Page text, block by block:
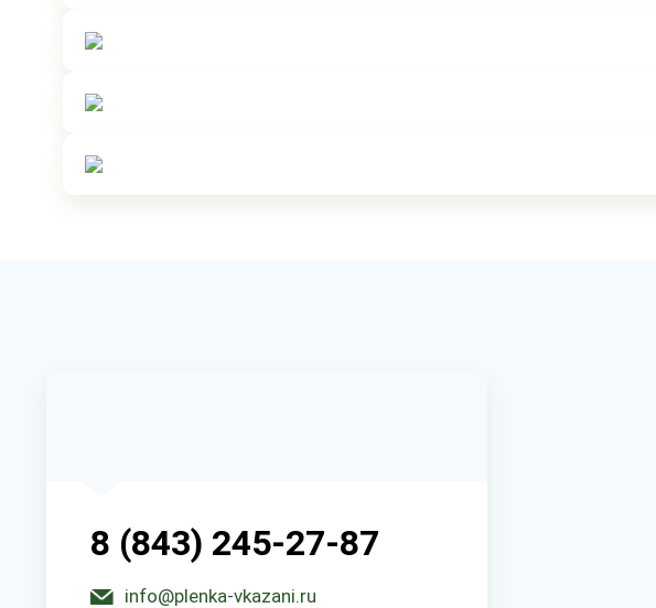
8 (843) 245-27-87
info@plenka-vkazani.ru